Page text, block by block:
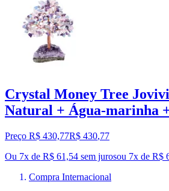
Crystal Money Tree
Natural + Água-marinha
Preço R$ 430,77R$ 430,77
Ou 7x de R$ 61,54 sem jurosou 7x de R$
Compra Internacional